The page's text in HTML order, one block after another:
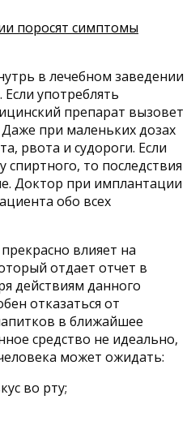
поросят симптомы
в лечебном заведении
употреблять
препарат вызовет
при маленьких дозах
рвота и судороги. Если
то последствия
Доктор при имплантации
обо всех
влияет на
отдает отчет в
действиям данного
отказаться от
в ближайшее
средство не идеально,
может ожидать:
во рту;